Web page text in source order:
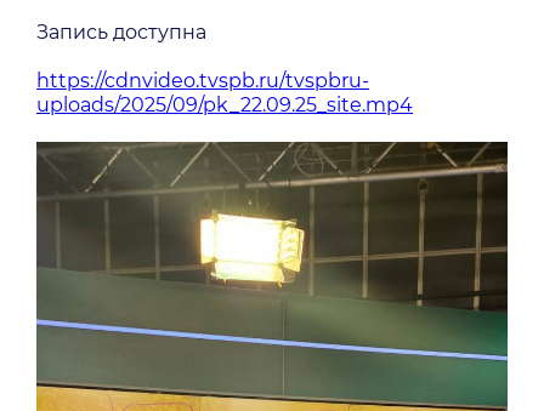
Запись доступна
https://cdnvideo.tvspb.ru/tvspbru-
uploads/2025/09/pk_22.09.25_site.mp4